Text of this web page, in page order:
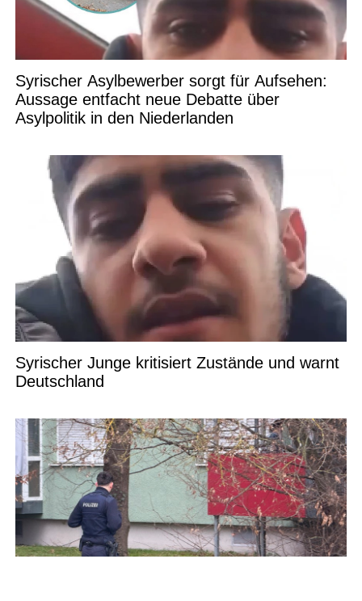
Syrischer Asylbewerber sorgt für Aufsehen:
Aussage entfacht neue Debatte über
Asylpolitik in den Niederlanden
Syrischer Junge kritisiert Zustände und warnt
Deutschland